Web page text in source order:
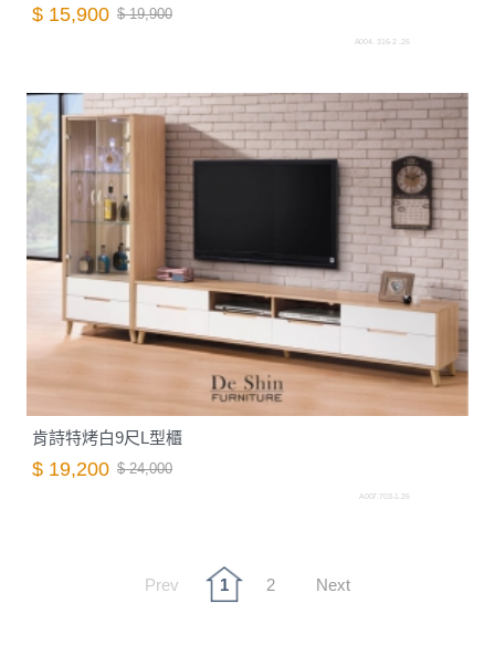
$ 15,900 $ 19,900
A004. 316-2 .26
肯詩特烤白9尺L型櫃
$ 19,200 $ 24,000
A007.703-1.26
Prev 1 2 Next